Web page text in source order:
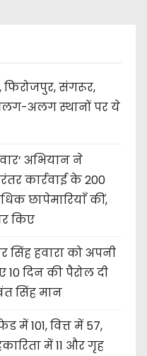
संगरूर,
अलग स्थानों पर ये
अभियान ने
कार्रवाई के 200
छापेमारियाँ कीं,
किए
हवारा को अपनी
दिन की पैरोल दी
सिंह मान
में 101, वित्त में 57,
में 11 और गृह